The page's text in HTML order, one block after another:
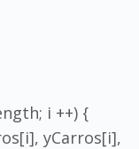
i ++) {
yCarros[i],